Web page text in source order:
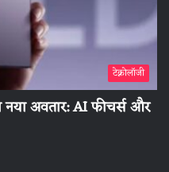
टेक्नोलॉजी
अवतार: AI फीचर्स और